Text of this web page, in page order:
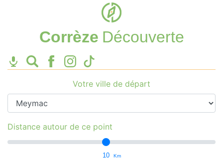
Corrèze Découverte
Votre ville de départ
Distance autour de ce point
10 Km